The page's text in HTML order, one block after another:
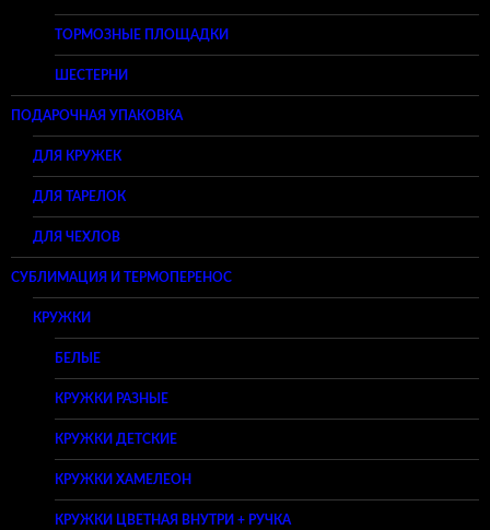
ТОРМОЗНЫЕ ПЛОЩАДКИ
ШЕСТЕРНИ
ПОДАРОЧНАЯ УПАКОВКА
ДЛЯ КРУЖЕК
ДЛЯ ТАРЕЛОК
ДЛЯ ЧЕХЛОВ
СУБЛИМАЦИЯ И ТЕРМОПЕРЕНОС
КРУЖКИ
БЕЛЫЕ
КРУЖКИ РАЗНЫЕ
КРУЖКИ ДЕТСКИЕ
КРУЖКИ ХАМЕЛЕОН
КРУЖКИ ЦВЕТНАЯ ВНУТРИ + РУЧКА